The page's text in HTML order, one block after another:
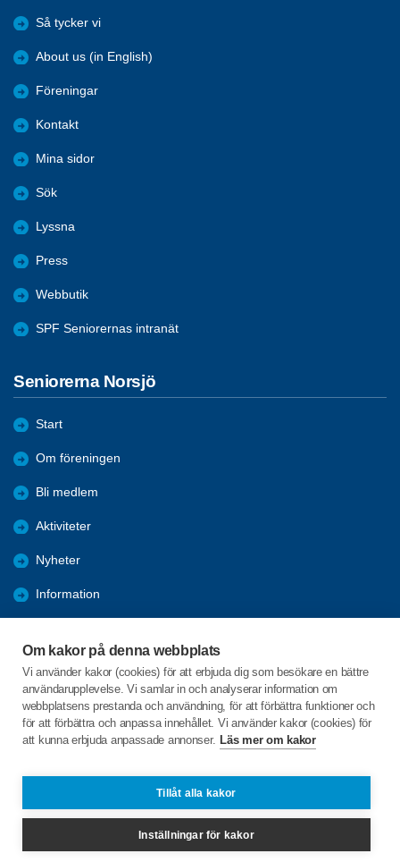
Om kakor på denna webbplats
Vi använder kakor (cookies) för att erbjuda dig som besökare en bättre
användarupplevelse. Vi samlar in och analyserar information om
webbplatsens prestanda och användning, för att förbättra funktioner och
för att förbättra och anpassa innehållet. Vi använder kakor (cookies) för
att kunna erbjuda anpassade annonser. Läs mer om kakor
Tillåt alla kakor
Inställningar för kakor
Så tycker vi
About us (in English)
Föreningar
Kontakt
Mina sidor
Sök
Lyssna
Press
Webbutik
SPF Seniorernas intranät
Seniorerna Norsjö
Start
Om föreningen
Bli medlem
Aktiviteter
Nyheter
Information
Bilder och reportage
C/o:Arianne Buhr